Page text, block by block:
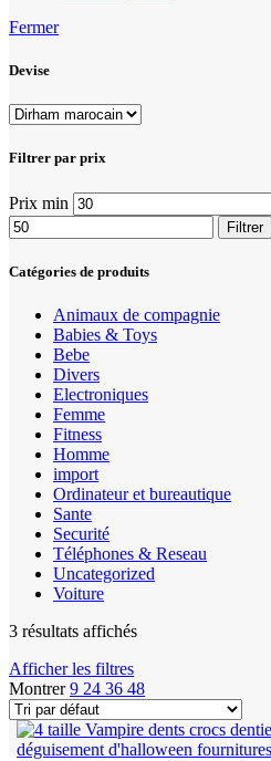
Fermer
Devise
Filtrer par prix
Prix min
Filtrer
Catégories de produits
Animaux de compagnie
Babies & Toys
Bebe
Divers
Electroniques
Femme
Fitness
Homme
import
Ordinateur et bureautique
Sante
Securité
Téléphones & Reseau
Uncategorized
Voiture
3 résultats affichés
Afficher les filtres
Montrer9 24 36 48